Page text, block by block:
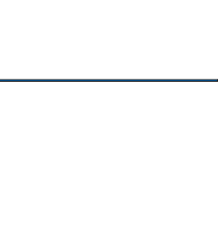
köp och försäljningar.
är mycket enkelt att komma igång med